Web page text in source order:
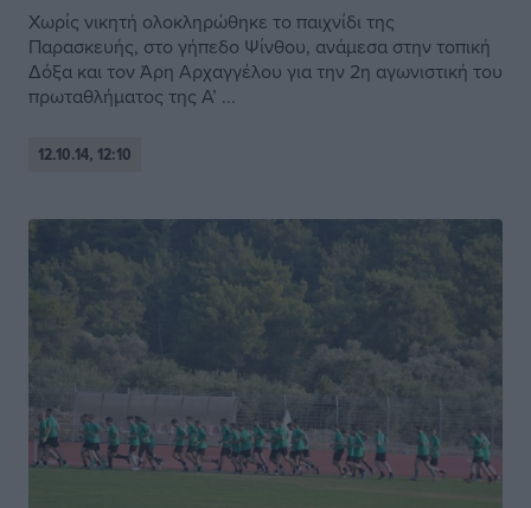
Χωρίς νικητή ολοκληρώθηκε το παιχνίδι της
Παρασκευής, στο γήπεδο Ψίνθου, ανάμεσα στην τοπική
Δόξα και τον Άρη Αρχαγγέλου για την 2η αγωνιστική του
πρωταθλήματος της Α’ ...
12.10.14, 12:10